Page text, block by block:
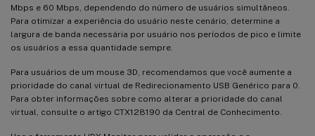
Mbps e 60 Mbps, dependendo do número de usuários simultâneos.
Para otimizar a experiência do usuário neste cenário, determine a
largura de banda necessária por usuário nos períodos de pico e limite
os usuários a essa quantidade sempre.
Para usuários de um mouse 3D, recomendamos que você aumente a
prioridade do canal virtual de Redirecionamento USB Genérico para 0.
Para obter informações sobre como alterar a prioridade do canal
virtual, consulte o artigo CTX128190 da Central de Conhecimento.